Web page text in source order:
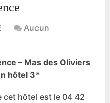
Aucun
– Mas des Oliviers
hôtel 3*
cet hôtel est le 04 42